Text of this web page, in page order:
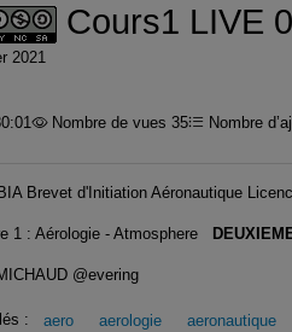
Cours1 LIVE
2021
: Nombre de vues 35 Nombre
Brevet d'Initiation Aéronautique
1 : Aérologie - Atmosphere
@evering
: aero aerologie aeronautique